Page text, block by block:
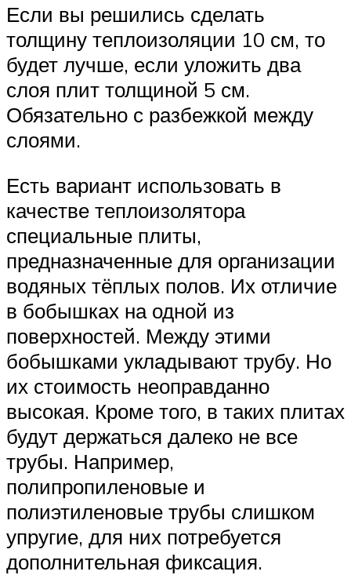
Если вы решились сделать
толщину теплоизоляции 10 см, то
будет лучше, если уложить два
слоя плит толщиной 5 см.
Обязательно с разбежкой между
слоями.
Есть вариант использовать в
качестве теплоизолятора
специальные плиты,
предназначенные для организации
водяных тёплых полов. Их отличие
в бобышках на одной из
поверхностей. Между этими
бобышками укладывают трубу. Но
их стоимость неоправданно
высокая. Кроме того, в таких плитах
будут держаться далеко не все
трубы. Например,
полипропиленовые и
полиэтиленовые трубы слишком
упругие, для них потребуется
дополнительная фиксация.